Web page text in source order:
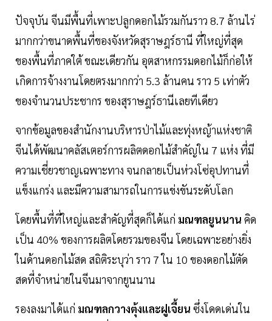
ปัจจุบัน จีนมีพื้นที่เพาะปลูกดอกไม้รวมกันราว 8.7 ล้านไร่
มากกว่าขนาดพื้นที่ของจังหวัดสุราษฎร์ธานี ที่ใหญ่ที่สุด
ของพื้นที่ภาคใต้ ขณะเดียวกัน อุตสาหกรรมดอกไม้ก็ก่อให้
เกิดการจ้างงานโดยตรงมากกว่า 5.3 ล้านคน ราว 5 เท่าตัว
ของจำนวนประชากร ของสุราษฎร์ธานีเลยทีเดียว
จากข้อมูลของสํานักงานบริหารป่าไม้และทุ่งหญ้าแห่งชาติ
จีนได้พัฒนาคลัสเตอร์การผลิตดอกไม้สำคัญใน 7 แห่ง ที่มี
ความเชี่ยวชาญเฉพาะทาง จนกลายเป็นห่วงโซ่อุปทานที่
แข็งแกร่ง และมีความสามารถในการแข่งขันระดับโลก
โดยพื้นที่ที่ใหญ่และสำคัญที่สุดก็ได้แก่ มณฑลยูนนาน คิด
เป็น 40% ของการผลิตโดยรวมของจีน โดยเฉพาะอย่างยิ่ง
ในด้านดอกไม้สด สถิติระบุว่า ราว 7 ใน 10 ของดอกไม้ตัด
สดที่จำหน่ายในจีนมาจากยูนนาน
รองลงมาได้แก่ มณฑลกวางตุ้งและฝูเจี้ยน ซึ่งโดดเด่นใน